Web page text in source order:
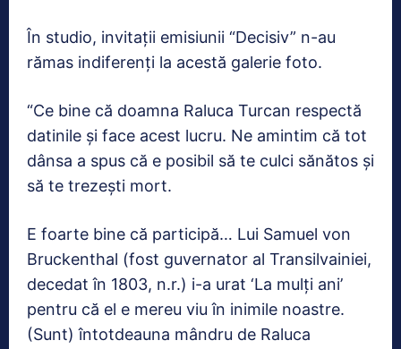
În studio, invitații emisiunii “Decisiv” n-au
rămas indiferenți la acestă galerie foto.
“Ce bine că doamna Raluca Turcan respectă
datinile și face acest lucru. Ne amintim că tot
dânsa a spus că e posibil să te culci sănătos și
să te trezești mort.
E foarte bine că participă… Lui Samuel von
Bruckenthal (fost guvernator al Transilvainiei,
decedat în 1803, n.r.) i-a urat ‘La mulți ani’
pentru că el e mereu viu în inimile noastre.
(Sunt) întotdeauna mândru de Raluca